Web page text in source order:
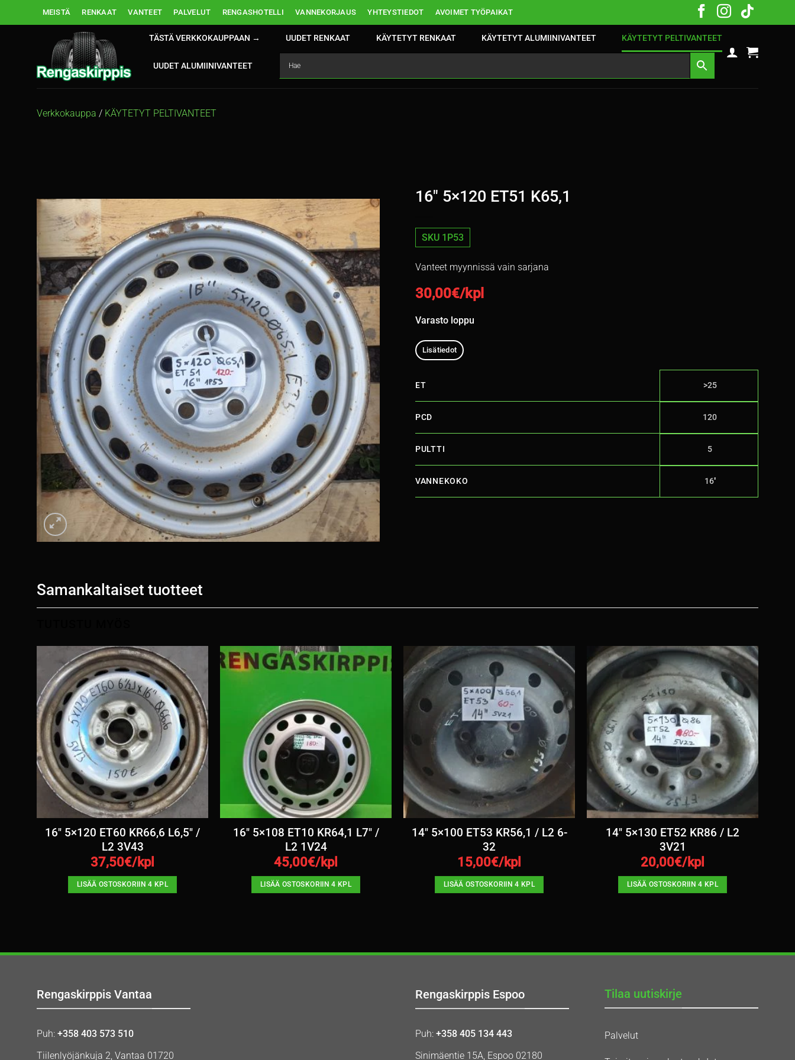
MEISTÄ RENKAAT VANTEET PALVELUT RENGASHOTELLI VANNEKORJAUS YHTEYSTIEDOT AVOIMET TYÖPAIKAT
TÄSTÄ VERKKOKAUPPAAN → UUDET RENKAAT KÄYTETYT RENKAAT KÄYTETYT ALUMIINIVANTEET KÄYTETYT PELTIVANTEET
UUDET ALUMIINIVANTEET
Verkkokauppa / KÄYTETYT PELTIVANTEET
16″ 5×120 ET51 K65,1
SKU 1P53
Vanteet myynnissä vain sarjana
30,00€/kpl
Varasto loppu
Lisätiedot
ET >25
PCD 120
PULTTI 5
VANNEKOKO 16''
Samankaltaiset tuotteet
16″ 5×120 ET60 KR66,6 L6,5″ /
L2 3V43
37,50€/kpl
LISÄÄ OSTOSKORIIN 4 KPL
16″ 5×108 ET10 KR64,1 L7″ /
L2 1V24
45,00€/kpl
LISÄÄ OSTOSKORIIN 4 KPL
14″ 5×100 ET53 KR56,1 / L2 6-
32
15,00€/kpl
LISÄÄ OSTOSKORIIN 4 KPL
14″ 5×130 ET52 KR86 / L2
3V21
20,00€/kpl
LISÄÄ OSTOSKORIIN 4 KPL
Rengaskirppis Vantaa
Puh: +358 403 573 510
Tiilenlyöjänkuja 2, Vantaa 01720
Rengaskirppis Espoo
Puh: +358 405 134 443
Sinimäentie 15A, Espoo 02180
Tilaa uutiskirje
Palvelut